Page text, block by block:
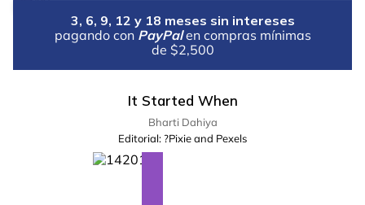
3, 6, 9, 12 y 18 meses sin intereses
pagando con PayPal en compras mínimas
de $2,500
It Started When
Bharti Dahiya
Editorial: ?Pixie and Pexels